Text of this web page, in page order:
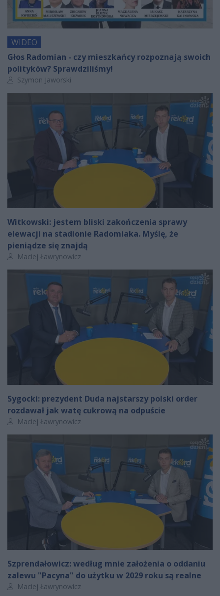
WIDEO
Głos Radomian - czy mieszkańcy rozpoznają swoich
polityków? Sprawdziliśmy!
Autor artykułu:
Szymon Jaworski
Witkowski: jestem bliski zakończenia sprawy
elewacji na stadionie Radomiaka. Myślę, że
pieniądze się znajdą
Autor artykułu:
Maciej Ławrynowicz
Sygocki: prezydent Duda najstarszy polski order
rozdawał jak watę cukrową na odpuście
Autor artykułu:
Maciej Ławrynowicz
Szprendałowicz: według mnie założenia o oddaniu
zalewu "Pacyna" do użytku w 2029 roku są realne
Autor artykułu:
Maciej Ławrynowicz